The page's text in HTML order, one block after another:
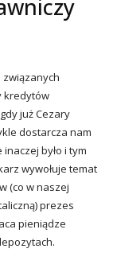
związanych
kredytów
już Cezary
dostarcza nam
było i tym
wywołuje temat
(co w naszej
prezes
pieniądze